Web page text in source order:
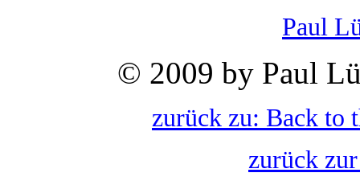
Paul
© 2009 by Paul
zurück zu: Back to
zurück